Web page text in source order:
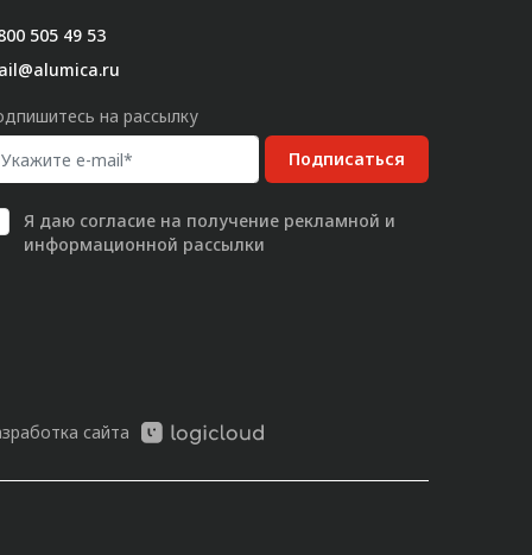
505 49 53
на рассылку
Подписаться
Я даю согласие на получение рекламной и
информационной рассылки
сайта